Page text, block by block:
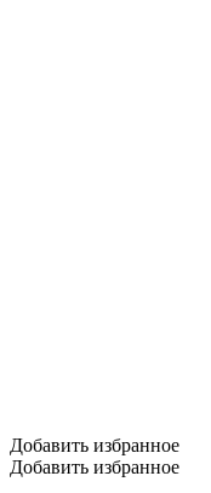
Добавить избранное
Добавить избранное